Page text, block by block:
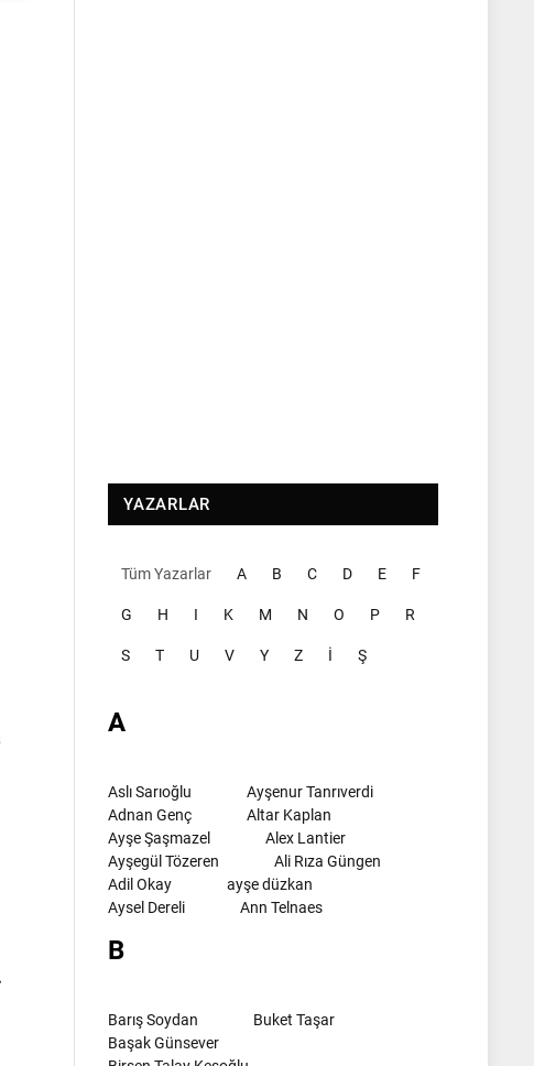
YAZARLAR
Tüm Yazarlar A B C D E F
G H I K M N O P R
S T U V Y Z İ Ş
A
Aslı Sarıoğlu
Ayşenur Tanrıverdi
Adnan Genç
Altar Kaplan
Ayşe Şaşmazel
Alex Lantier
Ayşegül Tözeren
Ali Rıza Güngen
Adil Okay
ayşe düzkan
Aysel Dereli
Ann Telnaes
B
Barış Soydan
Buket Taşar
Başak Günsever